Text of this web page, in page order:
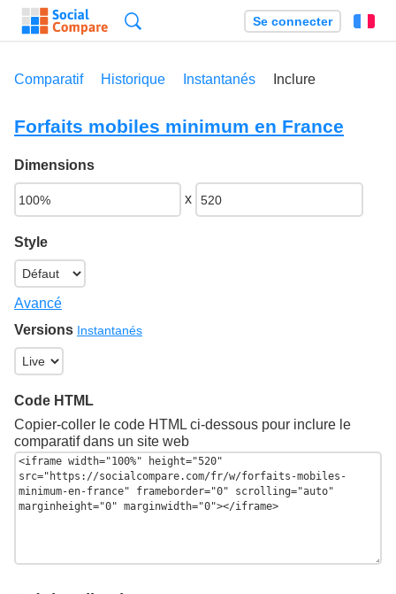
Se connecter
Comparatif Historique Instantanés Inclure
Forfaits mobiles minimum en France
Dimensions
x
Style
Avancé
Versions Instantanés
Code HTML
Copier-coller le code HTML ci-dessous pour inclure le
comparatif dans un site web